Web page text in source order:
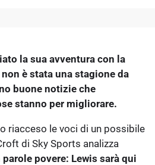
la sua avventura con la
è stata una stagione da
buone notizie che
stanno per migliorare.
riacceso le voci di un possibile
di Sky Sports analizza
parole povere: Lewis sarà qui